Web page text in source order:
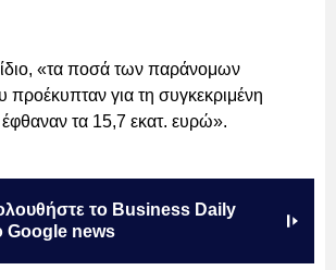
«τα ποσά των παράνομων
για τη συγκεκριμένη
τα 15,7 εκατ. ευρώ».
το Business Daily
Google news